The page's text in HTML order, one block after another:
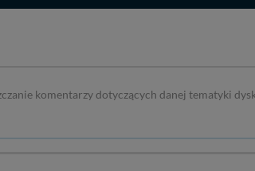
komentarzy dotyczących danej tematyki